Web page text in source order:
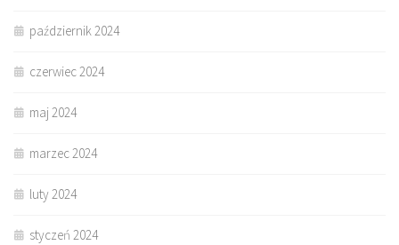
październik 2024
czerwiec 2024
maj 2024
marzec 2024
luty 2024
styczeń 2024